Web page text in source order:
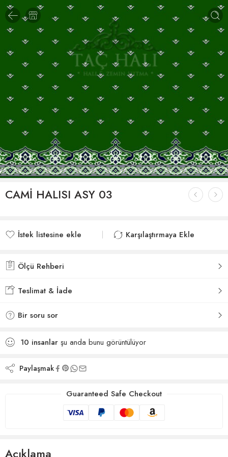
CAMİ HALISI ASY 03
İstek listesine ekle
Karşılaştırmaya Ekle
Ölçü Rehberi
Teslimat & İade
Bir soru sor
10 insanlar şu anda bunu görüntülüyor
Paylaşmak
Guaranteed Safe Checkout
Açıklama